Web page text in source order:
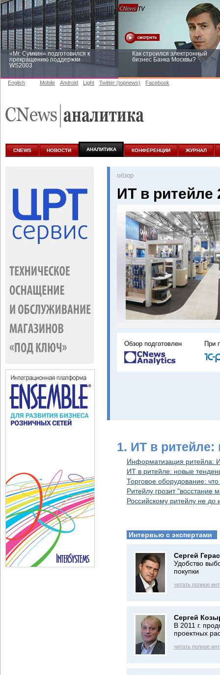
«Mr. Сумкин» подготовился к
прекращению поддержки
WS2003
Как строился электронный
бизнес Банка Москвы?
аналитике
English Mobile Android Light Twitter (topnews) Facebook
CNEWS НОВОСТИ АНАЛИТИКА КОНФЕРЕНЦИИ ЖУРНАЛ
oбзор
ИТ в ритейле
Обзор подготовлен При
1. ИТ в ритейле:
Информатизация ритейла:
ИТ в ритейле: новые
Торговое оборудование:
Ритейлу грозит "восстание
Российскому ритейлу не до
Интервью с экспертами
Сергей
Удобство
покупки
читать полное
Сергей
В 2011 г.
проектных
читать полное